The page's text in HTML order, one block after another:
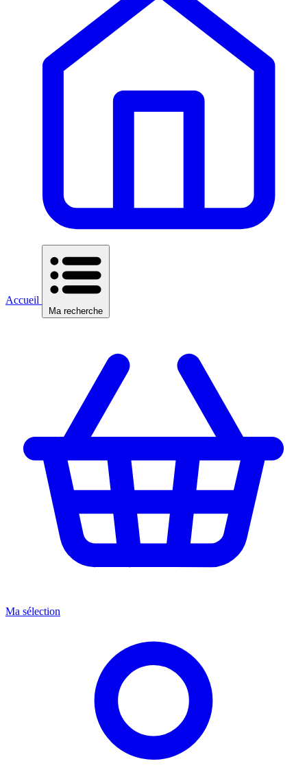
Accueil
Ma recherche
Ma sélection